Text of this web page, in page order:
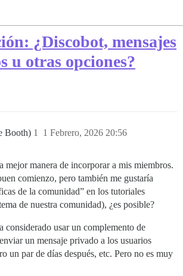
¿Discobot, mensajes
u otras opciones?
Booth) 1 Febrero, 2026 20:56
1
mejor manera de incorporar a mis miembros.
comienzo, pero también me gustaría
de la comunidad” en los tutoriales
de nuestra comunidad), ¿es posible?
considerado usar un complemento de
un mensaje privado a los usuarios
un par de días después, etc. Pero no es muy